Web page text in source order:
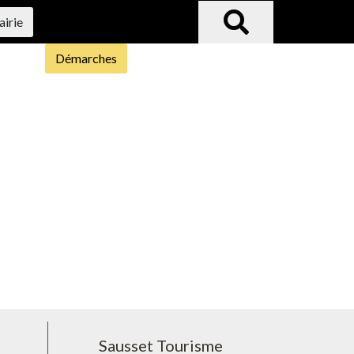
Démarches
Sausset Tourisme